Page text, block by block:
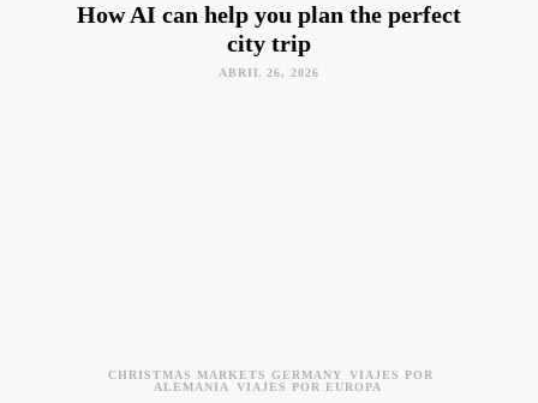
How AI can help you plan the perfect
city trip
ABRIL 26, 2026
CHRISTMAS MARKETS GERMANY
VIAJES POR
ALEMANIA
VIAJES POR EUROPA